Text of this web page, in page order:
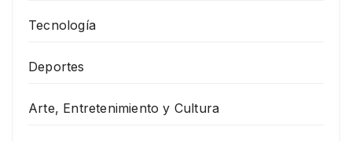
Tecnología
Deportes
Arte, Entretenimiento y Cultura